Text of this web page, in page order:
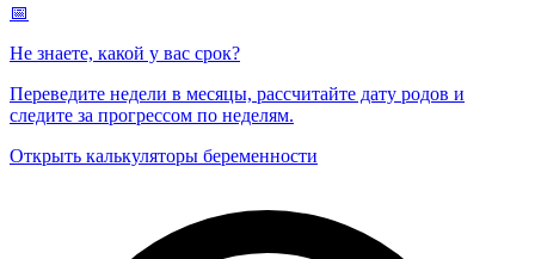
📅
Не знаете, какой у вас срок?
Переведите недели в месяцы, рассчитайте дату родов и
следите за прогрессом по неделям.
Открыть калькуляторы беременности